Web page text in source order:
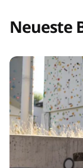
Neueste